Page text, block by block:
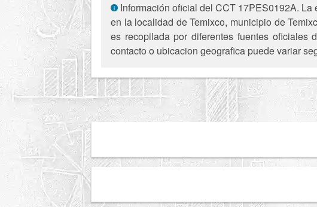
Información oficial del CCT 17PES0192A.
en la localidad de Temixco, municipio de
es recopilada por diferentes fuentes oficiales
contacto o ubicacion geografica puede variar